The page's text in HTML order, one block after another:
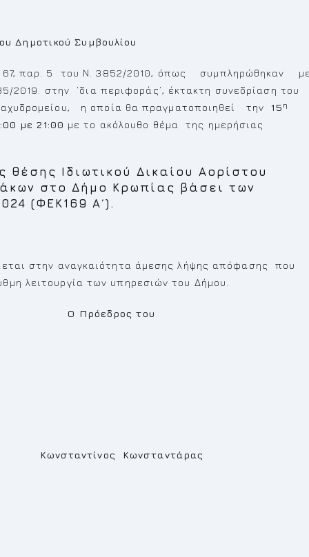
Συμβουλίου
67, παρ. 5 του Ν. 3852/2010, όπως συμπληρώθηκαν
2019. στην ‘δια περιφοράς’, έκτακτη συνεδρίαση του
η οποία θα πραγματοποιηθεί την
15 η
με 21:00 με το ακόλουθο θέμα της ημερήσιας
Ιδιωτικού Δικαίου Αορίστου
στο Δήμο Κρωπίας βάσει των
(ΦΕΚ169 Α΄).
στην αναγκαιότητα άμεσης λήψης απόφασης που
λειτουργία των υπηρεσιών του Δήμου.
του